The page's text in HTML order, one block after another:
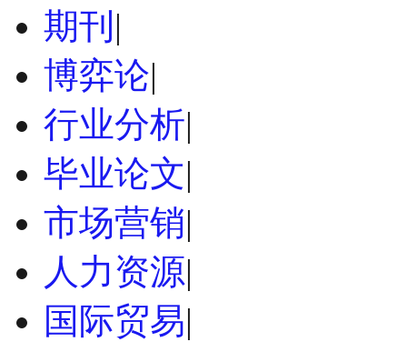
期刊 |
博弈论|
行业分析|
毕业论文|
市场营销|
人力资源|
国际贸易|